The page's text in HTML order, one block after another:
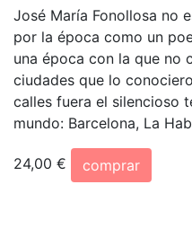
José María Fonollosa no
por la época como un
una época con la que no
ciudades que lo
calles fuera el silencioso
mundo: Barcelona, La
24,00 €
comprar